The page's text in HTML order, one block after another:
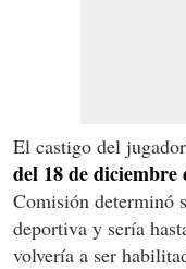
El castigo del
del 18 de diciembre
Comisión determinó
deportiva y sería
volvería a ser